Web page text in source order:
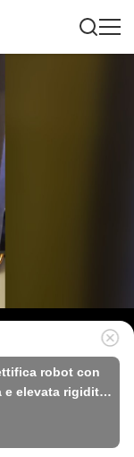
robot con
e elevata rigidità